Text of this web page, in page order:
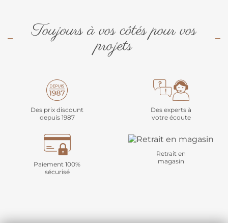
Toujours à vos côtés pour vos
projets
Des prix discount
depuis 1987
Des experts à
votre écoute
Paiement 100%
sécurisé
Retrait en
magasin